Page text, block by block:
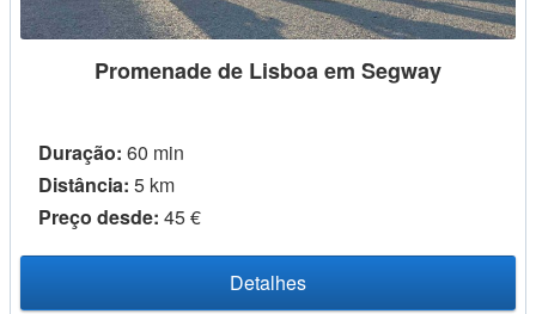
Promenade de Lisboa em Segway
Duração: 60 min
Distância: 5 km
Preço desde: 45 €
Detalhes